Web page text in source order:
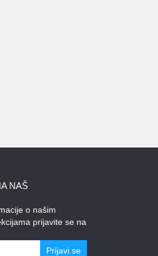
NAŠ
o našim
prijavite se na
Prijavi se